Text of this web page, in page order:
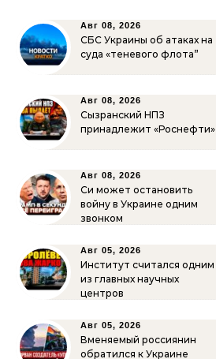
Авг 08, 2026
СБС Украины об атаках на
суда «теневого флота”
Авг 08, 2026
Сызранский НПЗ
принадлежит «Роснефти»
Авг 08, 2026
Си может остановить
войну в Украине одним
звонком
Авг 05, 2026
Институт считался одним
из главных научных
центров
Авг 05, 2026
Вменяемый россиянин
обратился к Украине